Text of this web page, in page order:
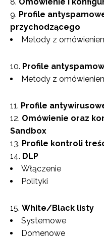
Profile
przychodzącego
Metody z
Profile
Metody z
Profile
Omówienie oraz
Sandbox
Profile kontroli
DLP
Włączenie
Polityki
White/Black listy
Systemowe
Domenowe